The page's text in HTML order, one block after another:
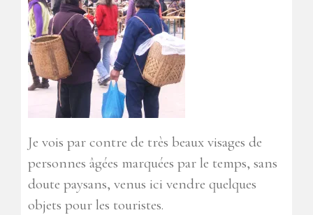
Je vois par contre de très beaux visages de
personnes âgées marquées par le temps, sans
doute paysans, venus ici vendre quelques
objets pour les touristes.